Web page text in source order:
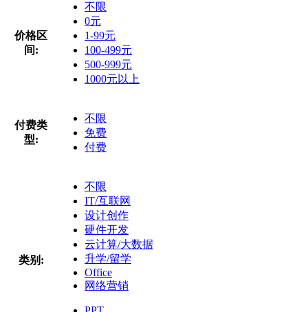
价格区
间:
不限
0元
1-99元
100-499元
500-999元
1000元以上
付费类
型:
不限
免费
付费
类别:
不限
IT/互联网
设计创作
硬件开发
云计算/大数据
升学/留学
Office
网络营销